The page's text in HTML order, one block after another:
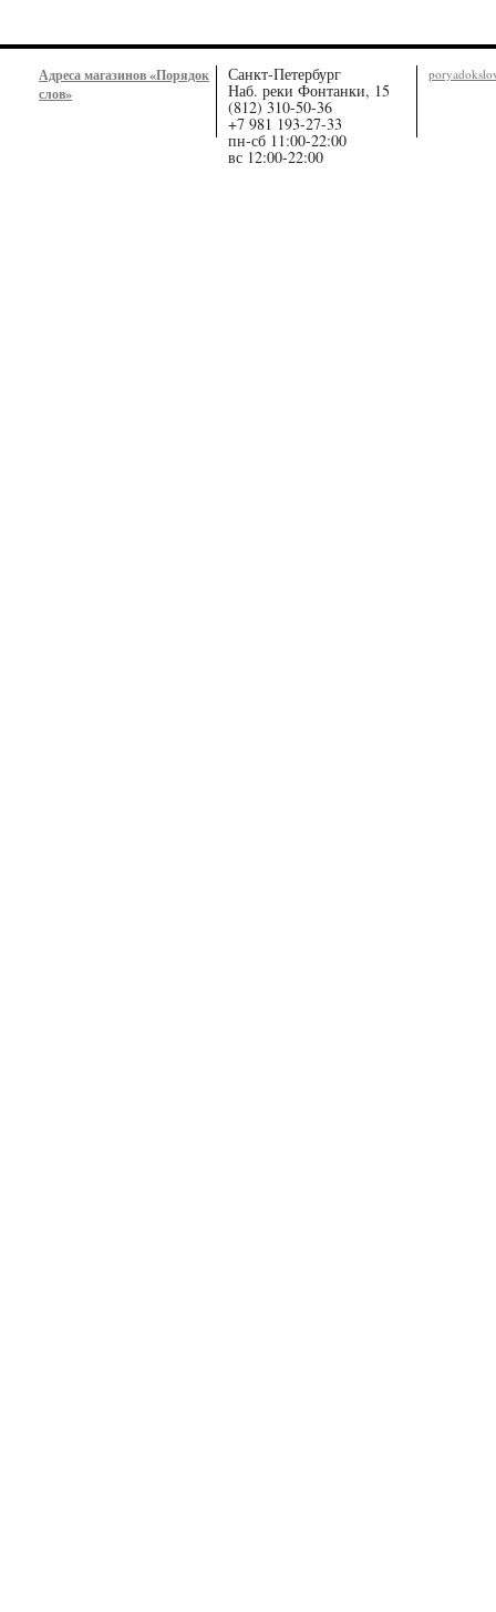
Адреса магазинов «Порядок
слов»
Санкт-Петербург
Наб. реки Фонтанки, 15
(812) 310-50-36
+7 981 193-27-33
пн-сб 11:00-22:00
вс 12:00-22:00